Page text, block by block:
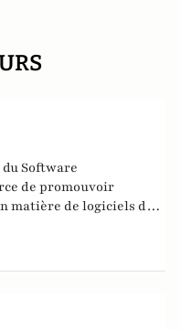
Software
de promouvoir
matière de logiciels de
d'Édimbourg, elle
de communautés et